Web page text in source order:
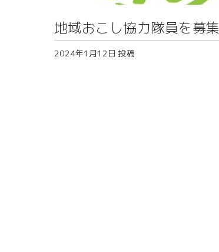
地域おこし協力隊員を募
地区）
2024年1月12日 投稿